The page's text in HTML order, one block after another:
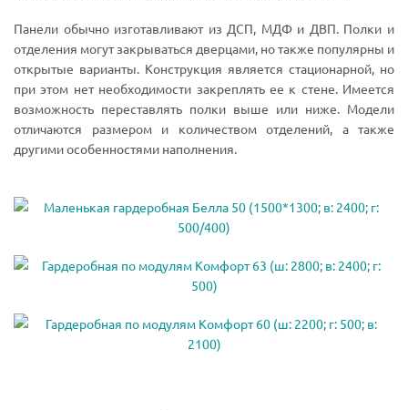
Панели обычно изготавливают из ДСП, МДФ и ДВП. Полки и
отделения могут закрываться дверцами, но также популярны и
открытые варианты. Конструкция является стационарной, но
при этом нет необходимости закреплять ее к стене. Имеется
возможность переставлять полки выше или ниже. Модели
отличаются размером и количеством отделений, а также
другими особенностями наполнения.